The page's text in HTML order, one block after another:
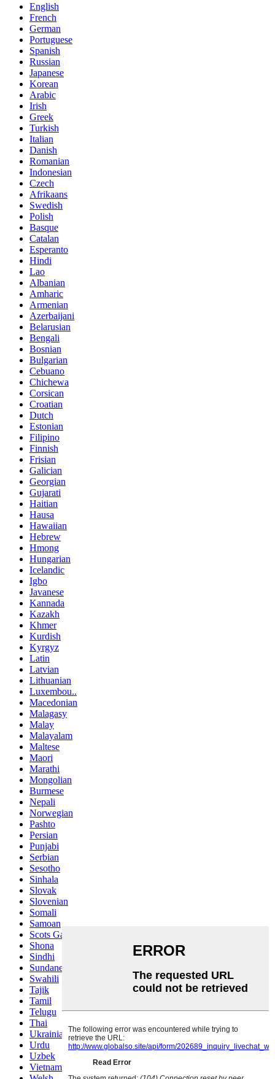
English
French
German
Portuguese
Spanish
Russian
Japanese
Korean
Arabic
Irish
Greek
Turkish
Italian
Danish
Romanian
Indonesian
Czech
Afrikaans
Swedish
Polish
Basque
Catalan
Esperanto
Hindi
Lao
Albanian
Amharic
Armenian
Azerbaijani
Belarusian
Bengali
Bosnian
Bulgarian
Cebuano
Chichewa
Corsican
Croatian
Dutch
Estonian
Filipino
Finnish
Frisian
Galician
Georgian
Gujarati
Haitian
Hausa
Hawaiian
Hebrew
Hmong
Hungarian
Icelandic
Igbo
Javanese
Kannada
Kazakh
Khmer
Kurdish
Kyrgyz
Latin
Latvian
Lithuanian
Luxembou..
Macedonian
Malagasy
Malay
Malayalam
Maltese
Maori
Marathi
Mongolian
Burmese
Nepali
Norwegian
Pashto
Persian
Punjabi
Serbian
Sesotho
Sinhala
Slovak
Slovenian
Somali
Samoan
Scots Gaelic
Shona
Sindhi
Sundanese
Swahili
Tajik
Tamil
Telugu
Thai
Ukrainian
Urdu
Uzbek
Vietnamese